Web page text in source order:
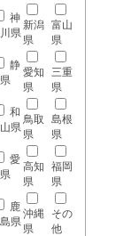
神
県
新潟
県
富山
県
静
愛知
県
三重
県
和
県
鳥取
県
島根
県
愛
高知
県
福岡
県
鹿
県
沖縄
県
その
他